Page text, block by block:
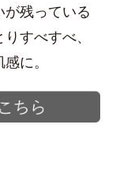
残っている
すべすべ、
に。